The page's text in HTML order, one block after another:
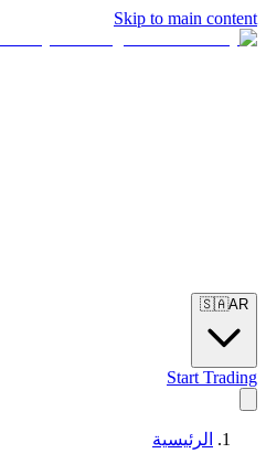
Skip to main content
🇸🇦AR
Start Trading
الرئيسية